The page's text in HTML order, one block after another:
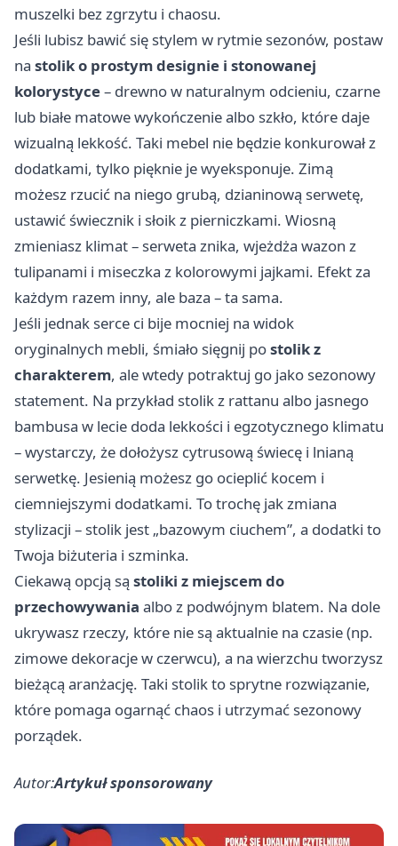
muszelki bez zgrzytu i chaosu.
Jeśli lubisz bawić się stylem w rytmie sezonów, postaw
na stolik o prostym designie i stonowanej
kolorystyce– drewno w naturalnym odcieniu, czarne
lub białe matowe wykończenie albo szkło, które daje
wizualną lekkość. Taki mebel nie będzie konkurował z
dodatkami, tylko pięknie je wyeksponuje. Zimą
możesz rzucić na niego grubą, dzianinową serwetę,
ustawić świecznik i słoik z pierniczkami. Wiosną
zmieniasz klimat – serweta znika, wjeżdża wazon z
tulipanami i miseczka z kolorowymi jajkami. Efekt za
każdym razem inny, ale baza – ta sama.
Jeśli jednak serce ci bije mocniej na widok
oryginalnych mebli, śmiało sięgnij postolik z
charakterem, ale wtedy potraktuj go jako sezonowy
statement. Na przykład stolik z rattanu albo jasnego
bambusa w lecie doda lekkości i egzotycznego klimatu
– wystarczy, że dołożysz cytrusową świecę i lnianą
serwetkę. Jesienią możesz go ocieplić kocem i
ciemniejszymi dodatkami. To trochę jak zmiana
stylizacji – stolik jest „bazowym ciuchem”, a dodatki to
Twoja biżuteria i szminka.
Ciekawą opcją są stoliki z miejscem do
przechowywania albo z podwójnym blatem. Na dole
ukrywasz rzeczy, które nie są aktualnie na czasie (np.
zimowe dekoracje w czerwcu), a na wierzchu tworzysz
bieżącą aranżację. Taki stolik to sprytne rozwiązanie,
które pomaga ogarnąć chaos i utrzymać sezonowy
porządek.
Autor:Artykuł sponsorowany